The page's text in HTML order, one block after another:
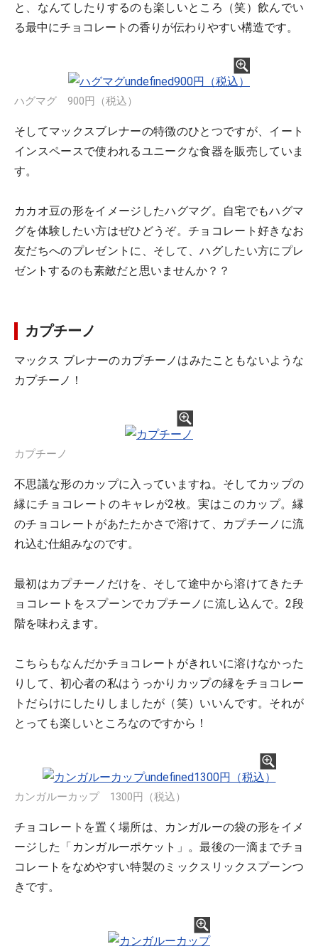
と、なんてしたりするのも楽しいところ（笑）飲んでい
る最中にチョコレートの香りが伝わりやすい構造です。
ハグマグ 900円（税込）
そしてマックスブレナーの特徴のひとつですが、イート
インスペースで使われるユニークな食器を販売していま
す。
カカオ豆の形をイメージしたハグマグ。自宅でもハグマ
グを体験したい方はぜひどうぞ。チョコレート好きなお
友だちへのプレゼントに、そして、ハグしたい方にプレ
ゼントするのも素敵だと思いませんか？？
カプチーノ
マックス ブレナーのカプチーノはみたこともないような
カプチーノ！
カプチーノ
不思議な形のカップに入っていますね。そしてカップの
縁にチョコレートのキャレが2枚。実はこのカップ。縁
のチョコレートがあたたかさで溶けて、カプチーノに流
れ込む仕組みなのです。
最初はカプチーノだけを、そして途中から溶けてきたチ
ョコレートをスプーンでカプチーノに流し込んで。2段
階を味わえます。
こちらもなんだかチョコレートがきれいに溶けなかった
りして、初心者の私はうっかりカップの縁をチョコレー
トだらけにしたりしましたが（笑）いいんです。それが
とっても楽しいところなのですから！
カンガルーカップ 1300円（税込）
チョコレートを置く場所は、カンガルーの袋の形をイメ
ージした「カンガルーポケット」。最後の一滴までチョ
コレートをなめやすい特製のミックスリックスプーンつ
きです。